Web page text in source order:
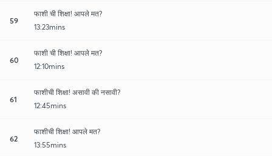
59
फाशी ची शिक्षा! आपले मत?
13:23mins
60
फाशी ची शिक्षा! आपले मत?
12:10mins
61
फाशीची शिक्षा! असावी की नसावी?
12:45mins
62
फाशीची शिक्षा! आपले मत?
13:55mins